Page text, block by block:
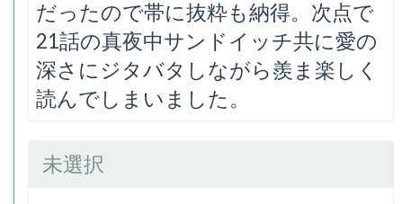
だったので帯に抜粋も納得。次点で
21話の真夜中サンドイッチ共に愛の
深さにジタバタしながら羨ま楽しく
読んでしまいました。
未選択